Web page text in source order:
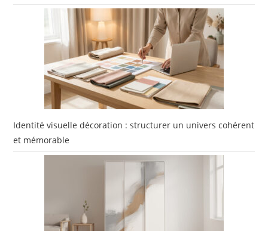
Identité visuelle décoration : structurer un univers cohérent
et mémorable